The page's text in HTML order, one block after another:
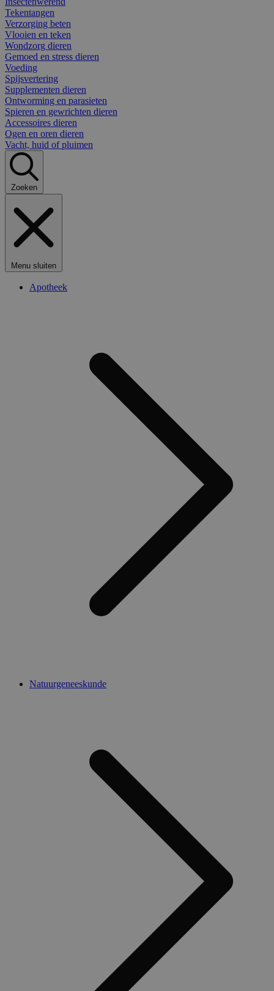
Tekentangen
Verzorging beten
Vlooien en teken
Wondzorg dieren
Gemoed en stress dieren
Voeding
Spijsvertering
Supplementen dieren
Ontworming en parasieten
Spieren en gewrichten dieren
Accessoires dieren
Ogen en oren dieren
Vacht, huid of pluimen
Zoeken
Menu sluiten
Apotheek
Natuurgeneeskunde